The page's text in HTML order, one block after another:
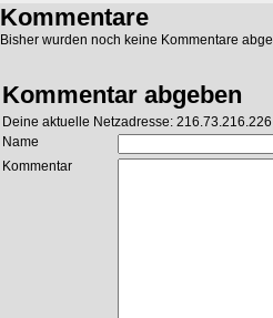
Kommentare
Bisher wurden noch keine Kommentare
Kommentar abgeben
Deine aktuelle Netzadresse: 216.73.216.226
Name
Kommentar